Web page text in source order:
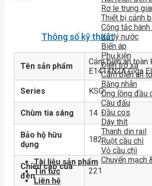
Rơ le trung
Thiết bị cảnh
Công tắc
Xử lý nước
Biến áp
Phụ kiện
Điện trở xả
Cảm biến an
Băng nhãn
Ống lồng đầu
Cầu đấu
Đầu cos
Dây thít
Thanh din rail
Ruột cầu chì
Vỏ cầu chì
Chuyển mạch
Tài liệu sản phẩm
Tin tức
Liên hệ
Thông số kỹ thuật
Tên sản phẩm
Cảm biến an toàn
E1414N2A Giga
Series KSG
Chùm tia sáng 14
Bảo hộ hữu
dụng
182
Chiều cao của
đèn
221